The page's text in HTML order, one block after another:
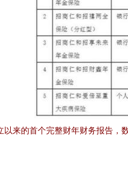
来的首个完整财年财务报告